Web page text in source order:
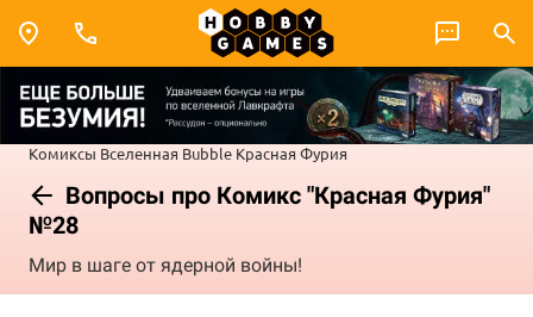
Комиксы Вселенная Bubble Красная Фурия
Вопросы про Комикс "Красная Фурия"
№28
Мир в шаге от ядерной войны!